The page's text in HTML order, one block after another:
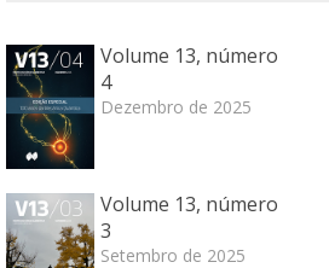
Volume 13, número
4
Dezembro de 2025
Volume 13, número
3
Setembro de 2025